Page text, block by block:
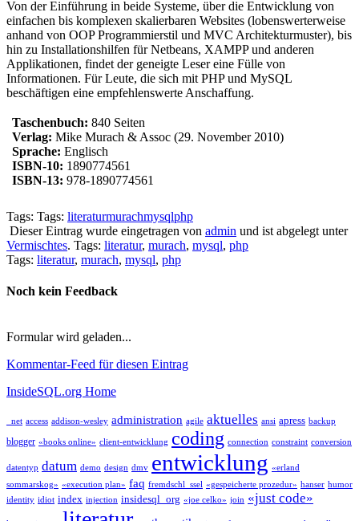
Von der Einführung in beide Systeme, über die Entwicklung von
einfachen bis komplexen skalierbaren Websites (lobenswerterweise
anhand von OOP Programmierstil und MVC Architekturmuster), bis
hin zu Installationshilfen für Netbeans, XAMPP und anderen
Applikationen, findet der geneigte Leser eine Fülle von
Informationen. Für Leute, die sich mit PHP und MySQL
beschäftigen eine empfehlenswerte Anschaffung.
Taschenbuch: 840 Seiten
Verlag: Mike Murach & Assoc (29. November 2010)
Sprache: Englisch
ISBN-10: 1890774561
ISBN-13: 978-1890774561
Tags: Tags: literaturmurachmysqlphp
Dieser Eintrag wurde eingetragen von admin und ist abgelegt unter
Vermischtes. Tags: literatur, murach, mysql, php
Tags: literatur, murach, mysql, php
Noch kein Feedback
Formular wird geladen...
Kommentar-Feed für diesen Eintrag
InsideSQL.org Home
_net access addison-wesley administration agile aktuelles ansi apress backup
blogger «books online» client-entwicklung coding connection constraint conversion
datentyp datum demo design dmv entwicklung «erland
sommarskog» «execution plan» faq fremdschl_ssel «gespeicherte prozedur» hanser humor
identity idiot index injection insidesql_org «joe celko» join «just code»